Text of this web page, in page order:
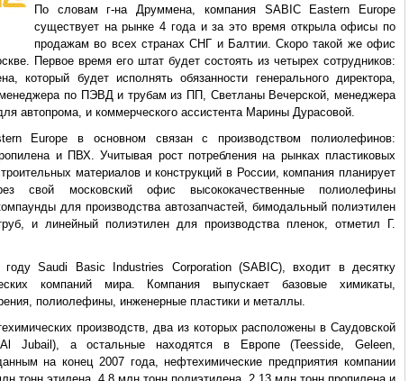
По словам г-на Друммена, компания SABIC Eastern Europe
существует на рынке 4 года и за это время открыла офисы по
продажам во всех странах СНГ и Балтии. Скоро такой же офис
Первое время его штат будет состоять из четырех сотрудников:
который будет исполнять обязанности генерального директора,
по ПЭВД и трубам из ПП, Светланы Вечерской, менеджера
автопрома, и коммерческого ассистента Марины Дурасовой.
Europe в основном связан с производством полиолефинов:
и ПВХ. Учитывая рост потребления на рынках пластиковых
материалов и конструкций в России, компания планирует
свой московский офис высококачественные полиолефины
для производства автозапчастей, бимодальный полиэтилен
и линейный полиэтилен для производства пленок, отметил Г.
Saudi Basic Industries Corporation (SABIC), входит в десятку
компаний мира. Компания выпускает базовые химикаты,
полиолефины, инженерные пластики и металлы.
производств, два из которых расположены в Саудовской
Jubail), а остальные находятся в Европе (Teesside, Geleen,
на конец 2007 года, нефтехимические предприятия компании